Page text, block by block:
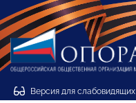
Версия для слабовидящих